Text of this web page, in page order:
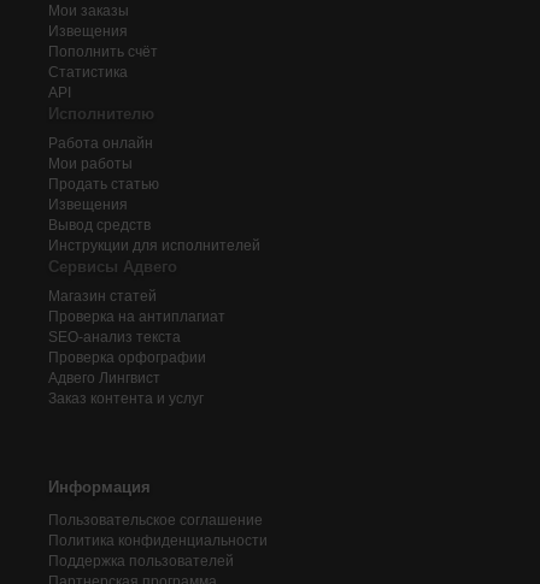
Мои заказы
Извещения
Пополнить счёт
Статистика
API
Исполнителю
Работа онлайн
Мои работы
Продать статью
Извещения
Вывод средств
Инструкции для исполнителей
Сервисы Адвего
Магазин статей
Проверка на антиплагиат
SEO-анализ текста
Проверка орфографии
Адвего Лингвист
Заказ контента и услуг
Информация
Пользовательское соглашение
Политика конфиденциальности
Поддержка пользователей